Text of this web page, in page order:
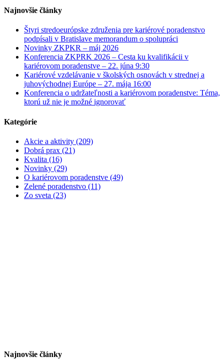
Najnovšie články
Štyri stredoeurópske združenia pre kariérové poradenstvo
podpísali v Bratislave memorandum o spolupráci
Novinky ZKPKR – máj 2026
Konferencia ZKPRK 2026 – Cesta ku kvalifikácii v
kariérovom poradenstve – 22. júna 9:30
Kariérové vzdelávanie v školských osnovách v strednej a
juhovýchodnej Európe – 27. mája 16:00
Konferencia o udržateľnosti a kariérovom poradenstve: Téma,
ktorú už nie je možné ignorovať
Kategórie
Akcie a aktivity (209)
Dobrá prax (21)
Kvalita (16)
Novinky (29)
O kariérovom poradenstve (49)
Zelené poradenstvo (11)
Zo sveta (23)
Najnovšie články